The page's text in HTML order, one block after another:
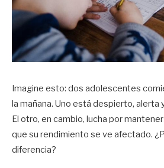
Imagine esto: dos adolescentes
la mañana. Uno está despierto, alerta
El otro, en cambio, lucha por
que su rendimiento se ve afectado.
diferencia?